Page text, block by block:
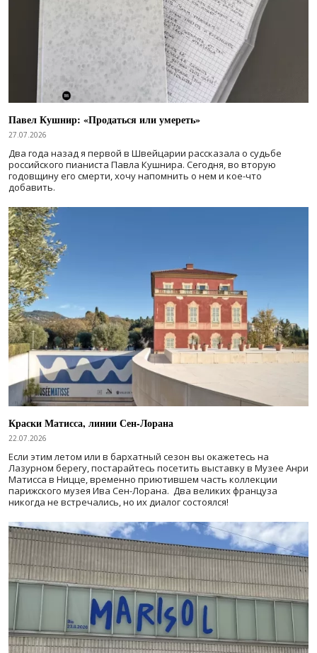
Павел Кушнир: «Продаться или умереть»
27.07.2026
Два года назад я первой в Швейцарии рассказала о судьбе
российского пианиста Павла Кушнира. Сегодня, во вторую
годовщину его смерти, хочу напомнить о нем и кое-что
добавить.
Краски Матисса, линии Сен-Лорана
22.07.2026
Если этим летом или в бархатный сезон вы окажетесь на
Лазурном берегу, постарайтесь посетить выставку в Музее Анри
Матисса в Ницце, временно приютившем часть коллекции
парижского музея Ива Сен-Лорана. Два великих француза
никогда не встречались, но их диалог состоялся!